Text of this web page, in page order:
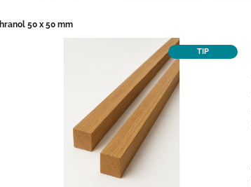
50 x 50 mm
TIP